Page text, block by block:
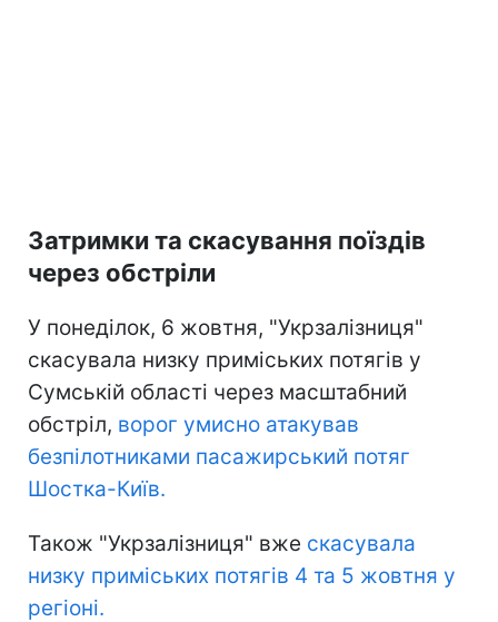
Затримки та скасування поїздів
через обстріли
У понеділок, 6 жовтня, "Укрзалізниця"
скасувала низку приміських потягів у
Сумській області через масштабний
обстріл, ворог умисно атакував
безпілотниками пасажирський потяг
Шостка-Київ.
Також "Укрзалізниця" вже скасувала
низку приміських потягів 4 та 5 жовтня у
регіоні.